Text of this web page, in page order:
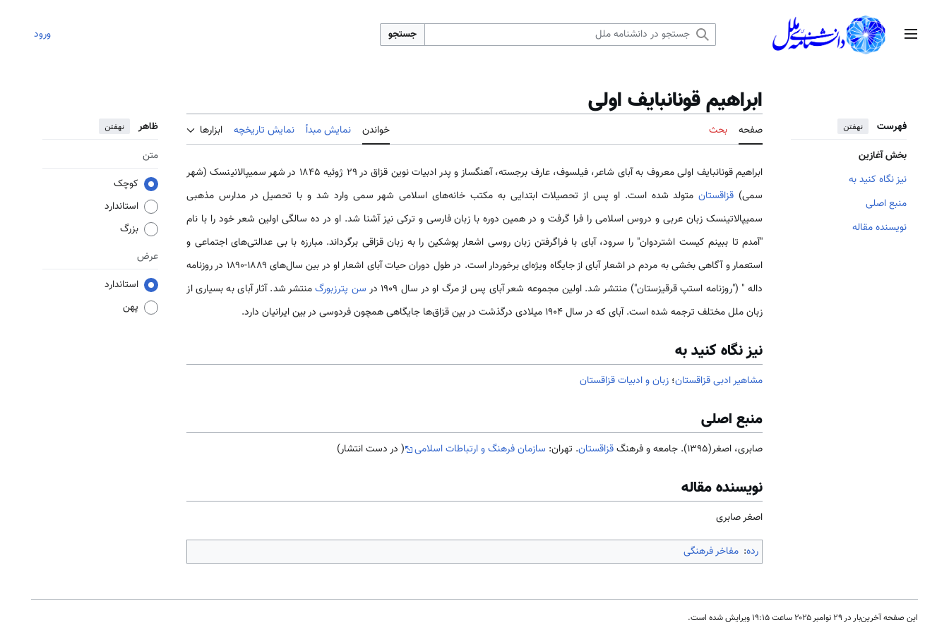
منوی اصلی جستجو ورود
فهرست نهفتن
بخش آغازین
نیز نگاه کنید به
منبع اصلی
نویسنده مقاله
ابراهیم قونانبایف اولی
صفحه بحث خواندن نمایش مبدأ نمایش تاریخچه ابزارها ظاهر نهفتن
متن
کوچک
استاندارد
بزرگ
عرض
استاندارد
پهن
ابراهیم قونانبایف اولی معروف به آبای شاعر، فیلسوف، عارف برجسته، آهنگساز و پدر ادبیات نوین قزاق در ۲۹ ژوئیه ۱۸۴۵ در شهر سمیپالانینسک (شهر
سمی) قزاقستانمتولد شده است. او پس از تحصیلات ابتدایی به مکتب خانه‌های اسلامی شهر سمی وارد شد و با تحصیل در مدارس مذهبی
سمیپالاتینسک زبان عربی و دروس اسلامی را فرا گرفت و در همین دوره با زبان فارسی و ترکی نیز آشنا شد. او در ده سالگی اولین شعر خود را با نام
"آمدم تا ببینم کیست اشتردوان" را سرود، آبای با فراگرفتن زبان روسی اشعار پوشکین را به زبان قزاقی برگرداند. مبارزه با بی عدالتی‌های اجتماعی و
استعمار و آگاهی بخشی به مردم در اشعار آبای از جایگاه ویژه‌ای برخوردار است. در طول دوران حیات آبای اشعار او در بین سال‌های ۱۸۸۹-۱۸۹۰ در روزنامه
داله " ("روزنامه استپ قرقیزستان") منتشر شد. اولین مجموعه شعر آبای پس از مرگ او در سال ۱۹۰۹ در
سن پترزبورگمنتشر شد. آثار آبای به بسیاری از
زبان ملل مختلف ترجمه شده است. آبای که در سال ۱۹۰۴ میلادی درگذشت در بین قزاق‌ها جایگاهی همچون فردوسی در بین ایرانیان دارد.
نیز نگاه کنید به
مشاهیر ادبی قزاقستان؛ زبان و ادبیات قزاقستان
منبع اصلی
صابری، اصغر(1395). جامعه و فرهنگ قزاقستان. تهران: سازمان فرهنگ و ارتباطات اسلامی ( در دست انتشار)
نویسنده مقاله
اصغر صابری
رده: مفاخر فرهنگی
این صفحه آخرین‌بار در ‏۲۹ نوامبر ۲۰۲۵ ساعت ‏۱۹:۱۵ ویرایش شده است.